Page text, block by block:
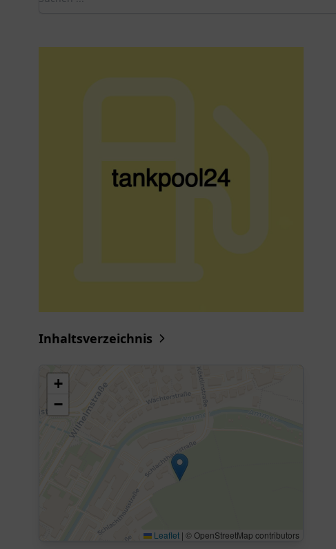
Inhaltsverzeichnis
+
−
Leaflet | © OpenStreetMap contributors